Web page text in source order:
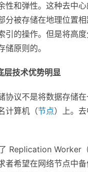
性和弹性。这种去中
分被存储在地理位置
引的操作。但是将高
储原则的。
层技术优势明显
协议不是将数据存储
计算机（节点）上。
Replication Worker
者希望在网络节点中